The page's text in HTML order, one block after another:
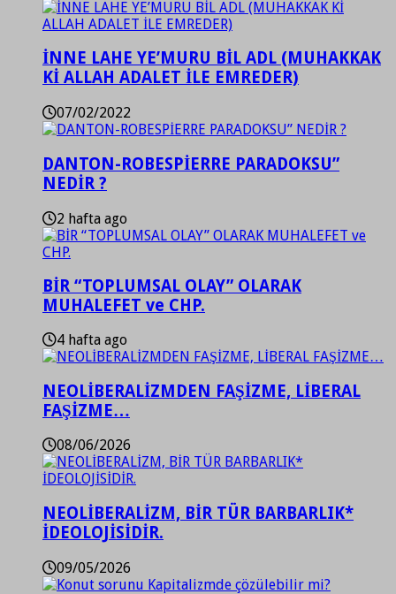
İNNE LAHE YE’MURU BİL ADL (MUHAKKAK
Kİ ALLAH ADALET İLE EMREDER)
07/02/2022
DANTON-ROBESPİERRE PARADOKSU”
NEDİR ?
2 hafta ago
BİR “TOPLUMSAL OLAY” OLARAK
MUHALEFET ve CHP.
4 hafta ago
NEOLİBERALİZMDEN FAŞİZME, LİBERAL
FAŞİZME…
08/06/2026
NEOLİBERALİZM, BİR TÜR BARBARLIK*
İDEOLOJİSİDİR.
09/05/2026